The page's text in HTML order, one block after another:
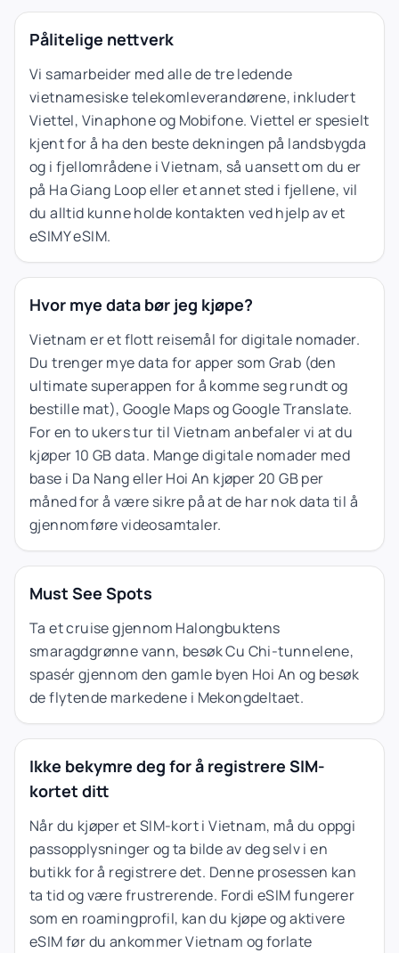
Pålitelige nettverk
Vi samarbeider med alle de tre ledende
vietnamesiske telekomleverandørene, inkludert
Viettel, Vinaphone og Mobifone. Viettel er spesielt
kjent for å ha den beste dekningen på landsbygda
og i fjellområdene i Vietnam, så uansett om du er
på Ha Giang Loop eller et annet sted i fjellene, vil
du alltid kunne holde kontakten ved hjelp av et
eSIMY eSIM.
Hvor mye data bør jeg kjøpe?
Vietnam er et flott reisemål for digitale nomader.
Du trenger mye data for apper som Grab (den
ultimate superappen for å komme seg rundt og
bestille mat), Google Maps og Google Translate.
For en to ukers tur til Vietnam anbefaler vi at du
kjøper 10 GB data. Mange digitale nomader med
base i Da Nang eller Hoi An kjøper 20 GB per
måned for å være sikre på at de har nok data til å
gjennomføre videosamtaler.
Must See Spots
Ta et cruise gjennom Halongbuktens
smaragdgrønne vann, besøk Cu Chi-tunnelene,
spasér gjennom den gamle byen Hoi An og besøk
de flytende markedene i Mekongdeltaet.
Ikke bekymre deg for å registrere SIM-
kortet ditt
Når du kjøper et SIM-kort i Vietnam, må du oppgi
passopplysninger og ta bilde av deg selv i en
butikk for å registrere det. Denne prosessen kan
ta tid og være frustrerende. Fordi eSIM fungerer
som en roamingprofil, kan du kjøpe og aktivere
eSIM før du ankommer Vietnam og forlate